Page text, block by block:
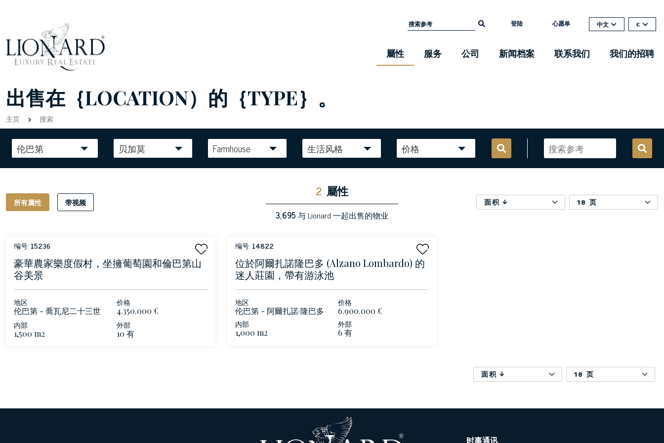
登陆 心愿单 中文 €
屬性 服务 公司 新闻档案 联系我们 我们的招聘
出售在｛LOCATION）的｛TYPE｝。
主页 搜索
伦巴第 贝加莫 Farmhouse 生活风格 价格
所有属性 带视频
2 屬性
3,695与 Lionard 一起出售的物业
面积 18 页
编号: 15236
豪華農家樂度假村，坐擁葡萄園和倫巴第山
谷美景
地区
伦巴第 - 喬瓦尼二十三世
山下
价格
4.350.000 €
内部
1,500 m2
外部
10 有
编号: 14822
位於阿爾扎諾隆巴多 (Alzano Lombardo) 的
迷人莊園，帶有游泳池
地区
伦巴第 - 阿爾扎諾·隆巴多
价格
6.900.000 €
内部
1,000 m2
外部
6 有
面积 18 页
时事通讯